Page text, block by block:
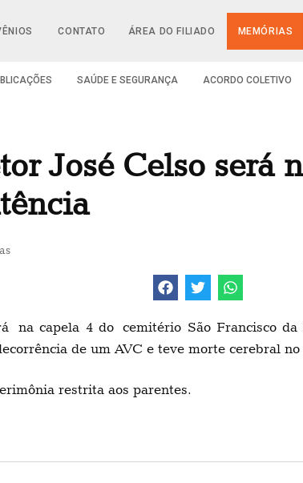
CONTATO ÁREA DO FILIADO MEMÓRIAS
SAÚDE E SEGURANÇA ACORDO COLETIVO
José Celso será
na capela 4 do cemitério São Francisco
de um AVC e teve morte cerebral
restrita aos parentes.